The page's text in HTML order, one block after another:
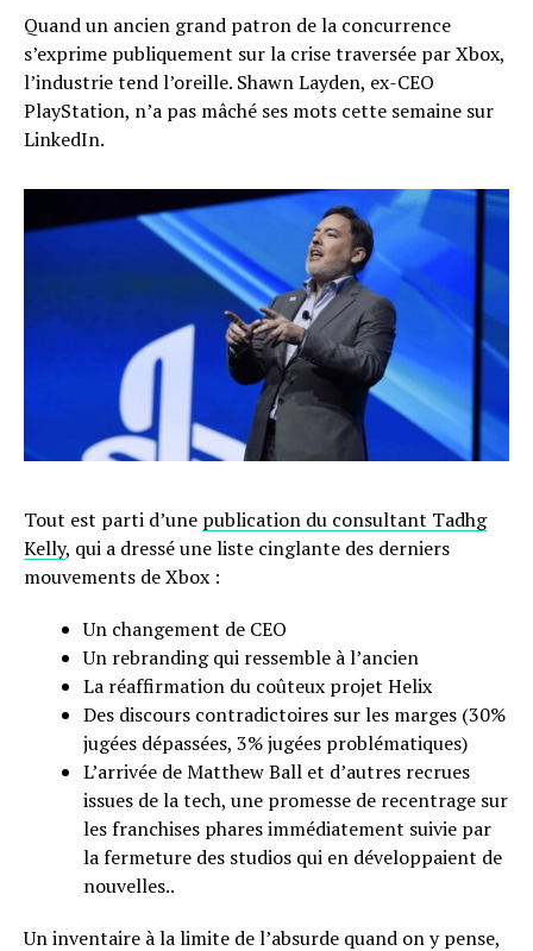
Quand un ancien grand patron de la concurrence
s’exprime publiquement sur la crise traversée par Xbox,
l’industrie tend l’oreille. Shawn Layden, ex-CEO
PlayStation, n’a pas mâché ses mots cette semaine sur
LinkedIn.
Tout est parti d’une publication du consultant Tadhg
Kelly, qui a dressé une liste cinglante des derniers
mouvements de Xbox :
Un changement de CEO
Un rebranding qui ressemble à l’ancien
La réaffirmation du coûteux projet Helix
Des discours contradictoires sur les marges (30%
jugées dépassées, 3% jugées problématiques)
L’arrivée de Matthew Ball et d’autres recrues
issues de la tech, une promesse de recentrage sur
les franchises phares immédiatement suivie par
la fermeture des studios qui en développaient de
nouvelles..
Un inventaire à la limite de l’absurde quand on y pense,